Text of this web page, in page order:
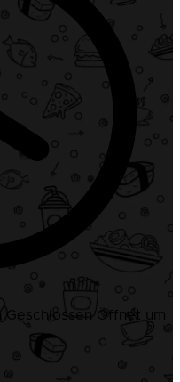
Geschlossen Öffnet um